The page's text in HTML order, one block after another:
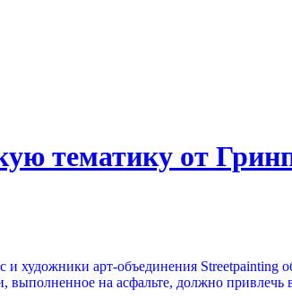
тематику от
художники арт-объединения
выполненное на асфальте, должно